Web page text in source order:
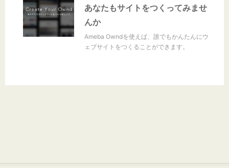
あなたもサイトをつくってみませ
んか
Ameba Owndを使えば、誰でもかんたんにウ
ェブサイトをつくることができます。